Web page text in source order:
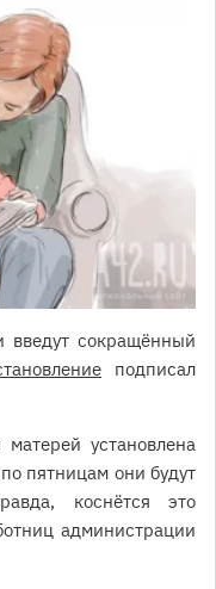
сокращённый
подписал
установлена
пятницам они будут
коснётся это
администрации